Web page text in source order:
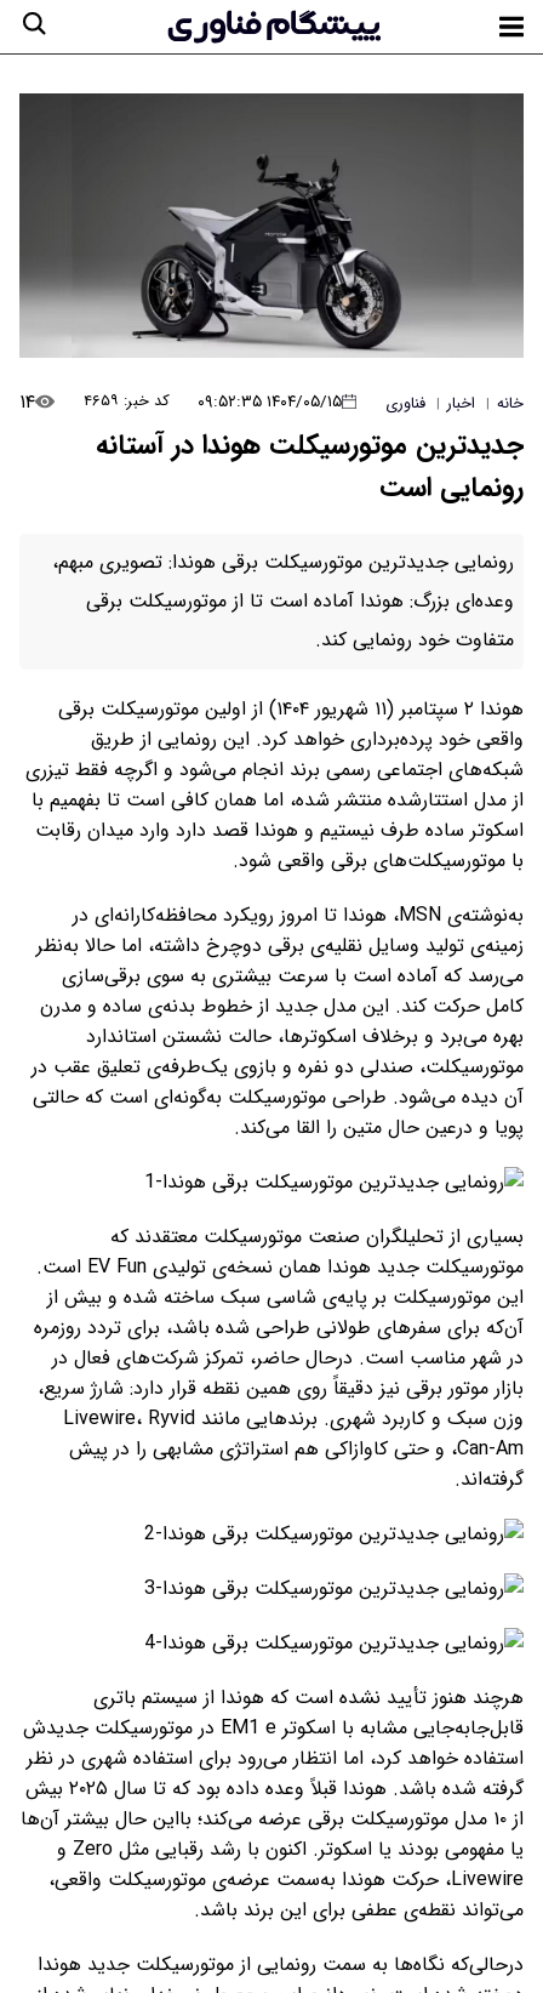
خانه | اخبار | فناوری ۱۴۰۴/۰۵/۱۵ ۰۹:۵۲:۳۵ کد خبر: ۴۶۵۹ ۱۴
جدیدترین موتورسیکلت هوندا در آستانه
رونمایی است
رونمایی جدیدترین موتورسیکلت برقی هوندا: تصویری مبهم،
وعده‌ای بزرگ: هوندا آماده است تا از موتورسیکلت برقی
متفاوت خود رونمایی کند.
هوندا ۲ سپتامبر (۱۱ شهریور ۱۴۰۴) از اولین موتورسیکلت برقی
واقعی خود پرده‌برداری خواهد کرد. این رونمایی از طریق
شبکه‌های اجتماعی رسمی برند انجام می‌شود و اگرچه فقط تیزری
از مدل استتارشده منتشر شده، اما همان کافی‌ است تا بفهمیم با
اسکوتر ساده طرف نیستیم و هوندا قصد دارد وارد میدان رقابت
با موتورسیکلت‌های برقی واقعی شود.
به‌نوشته‌ی MSN، هوندا تا امروز رویکرد محافظه‌کارانه‌ای در
زمینه‌ی تولید وسایل نقلیه‌ی برقی دوچرخ داشته، اما حالا به‌نظر
می‌رسد که آماده است با سرعت بیشتری به سوی برقی‌سازی
کامل حرکت کند. این مدل جدید از خطوط بدنه‌ی ساده و مدرن
بهره می‌برد و برخلاف اسکوترها، حالت نشستن استاندارد
موتورسیکلت، صندلی دو نفره و بازوی یک‌طرفه‌ی تعلیق عقب در
آن دیده می‌شود. طراحی موتورسیکلت به‌گونه‌ای است که حالتی
پویا و درعین حال متین را القا می‌کند.
بسیاری از تحلیلگران صنعت موتورسیکلت معتقدند که
موتورسیکلت جدید هوندا همان نسخه‌ی تولیدی EV Fun است.
این موتورسیکلت بر پایه‌ی شاسی سبک ساخته شده و بیش از
آن‌که برای سفرهای طولانی طراحی شده باشد، برای تردد روزمره
در شهر مناسب است. درحال حاضر، تمرکز شرکت‌های فعال در
بازار موتور برقی نیز دقیقاً روی همین نقطه قرار دارد: شارژ سریع،
وزن سبک و کاربرد شهری. برندهایی مانند Livewire، Ryvid
،Can-Am و حتی کاوازاکی هم استراتژی مشابهی را در پیش
گرفته‌اند.
هرچند هنوز تأیید نشده است که هوندا از سیستم باتری
قابل‌جابه‌جایی مشابه با اسکوتر EM1 e در موتورسیکلت جدیدش
استفاده خواهد کرد، اما انتظار می‌رود برای استفاده شهری در نظر
گرفته شده باشد. هوندا قبلاً وعده داده بود که تا سال ۲۰۲۵ بیش
از ۱۰ مدل موتورسیکلت برقی عرضه می‌کند؛ بااین حال بیشتر آن‌ها
یا مفهومی بودند یا اسکوتر. اکنون با رشد رقبایی مثل Zero و
Livewire، حرکت هوندا به‌سمت عرضه‌ی موتورسیکلت واقعی،
می‌تواند نقطه‌ی عطفی برای این برند باشد.
درحالی‌که نگاه‌ها به سمت رونمایی از موتورسیکلت جدید هوندا